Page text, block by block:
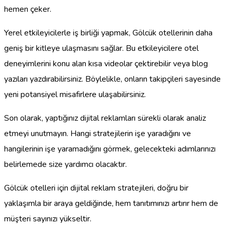
hemen çeker.
Yerel etkileyicilerle iş birliği yapmak, Gölcük otellerinin daha
geniş bir kitleye ulaşmasını sağlar. Bu etkileyicilere otel
deneyimlerini konu alan kısa videolar çektirebilir veya blog
yazıları yazdırabilirsiniz. Böylelikle, onların takipçileri sayesinde
yeni potansiyel misafirlere ulaşabilirsiniz.
Son olarak, yaptığınız dijital reklamları sürekli olarak analiz
etmeyi unutmayın. Hangi stratejilerin işe yaradığını ve
hangilerinin işe yaramadığını görmek, gelecekteki adımlarınızı
belirlemede size yardımcı olacaktır.
Gölcük otelleri için dijital reklam stratejileri, doğru bir
yaklaşımla bir araya geldiğinde, hem tanıtımınızı artırır hem de
müşteri sayınızı yükseltir.